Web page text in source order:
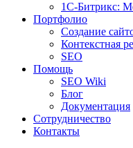
1С-Битрикс:
Портфолио
Создание
Контекстная
SEO
Помощь
SEO Wiki
Блог
Документация
Сотрудничество
Контакты